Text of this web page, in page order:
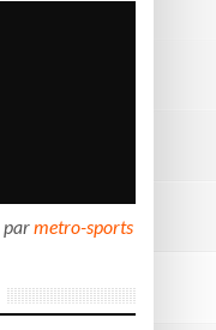
parmetro-sports